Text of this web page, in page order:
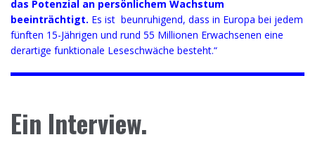
das Potenzial an persönlichem Wachstum
beeinträchtigt. Es ist beunruhigend, dass in Europa bei jedem
fünften 15-Jährigen und rund 55 Millionen Erwachsenen eine
derartige funktionale Leseschwäche besteht.“
Ein Interview.